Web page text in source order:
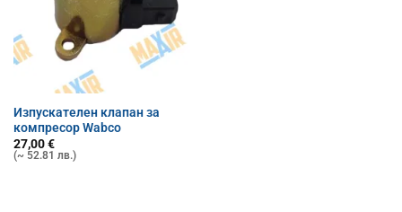
Изпускателен клапан за
компресор Wabco
27,00€
(~ 52.81 лв.)